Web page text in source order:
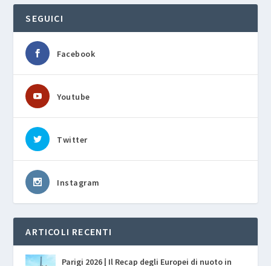
SEGUICI
Facebook
Youtube
Twitter
Instagram
ARTICOLI RECENTI
Parigi 2026 | Il Recap degli Europei di nuoto in